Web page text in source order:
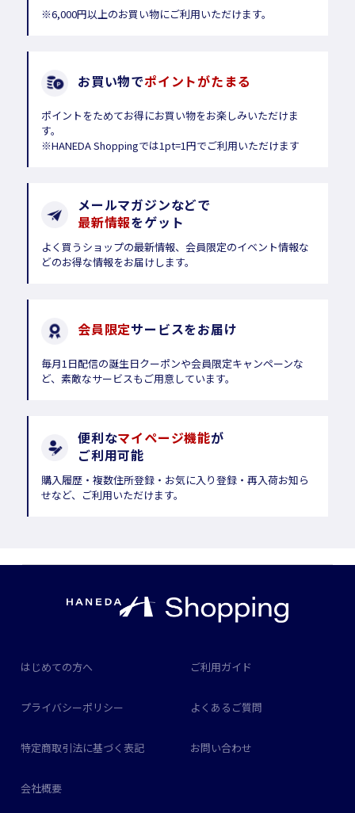
※6,000円以上のお買い物にご利用いただけます。
お買い物でポイントがたまる
ポイントをためてお得にお買い物をお楽しみいただけま
す。
※HANEDA Shoppingでは1pt=1円でご利用いただけます
メールマガジンなどで
最新情報をゲット
よく買うショップの最新情報、会員限定のイベント情報な
どのお得な情報をお届けします。
会員限定サービスをお届け
毎月1日配信の誕生日クーポンや会員限定キャンペーンな
ど、素敵なサービスもご用意しています。
便利なマイページ機能が
ご利用可能
購入履歴・複数住所登録・お気に入り登録・再入荷お知ら
せなど、ご利用いただけます。
はじめての方へ ご利用ガイド
プライバシーポリシー よくあるご質問
特定商取引法に基づく表記 お問い合わせ
会社概要